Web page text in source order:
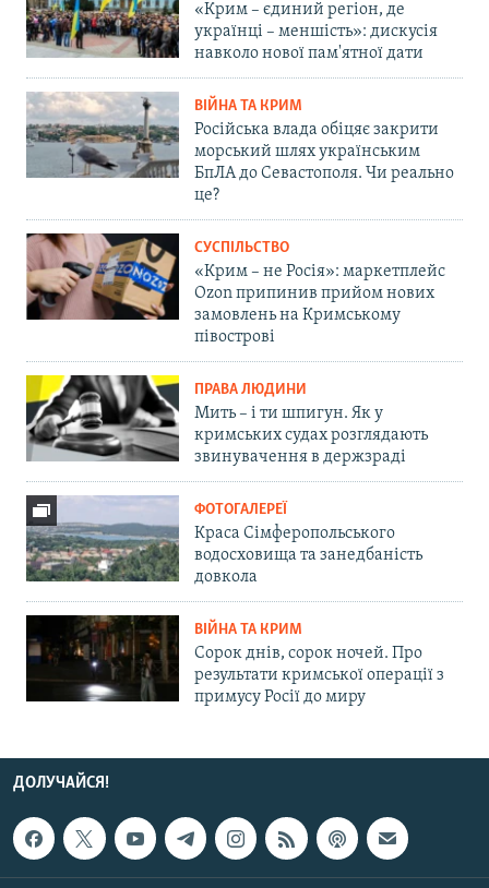
«Крим – єдиний регіон, де
українці – меншість»: дискусія
навколо нової пам'ятної дати
ВІЙНА ТА КРИМ
Російська влада обіцяє закрити
морський шлях українським
БпЛА до Севастополя. Чи реально
це?
СУСПІЛЬСТВО
«Крим – не Росія»: маркетплейс
Ozon припинив прийом нових
замовлень на Кримському
півострові
ПРАВА ЛЮДИНИ
Мить – і ти шпигун. Як у
кримських судах розглядають
звинувачення в держзраді
ФОТОГАЛЕРЕЇ
Краса Сімферопольського
водосховища та занедбаність
довкола
ВІЙНА ТА КРИМ
Сорок днів, сорок ночей. Про
результати кримської операції з
примусу Росії до миру
ДОЛУЧАЙСЯ!